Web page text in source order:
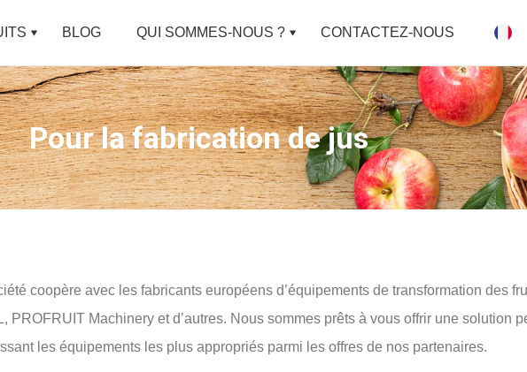
BLOG QUI SOMMES-NOUS ? CONTACTEZ-NOUS
Pour la fabrication de jus
coopère avec les fabricants européens d’équipements de transformation des
PROFRUIT Machinery et d’autres. Nous sommes prêts à vous offrir une solution
les équipements les plus appropriés parmi les offres de nos partenaires.